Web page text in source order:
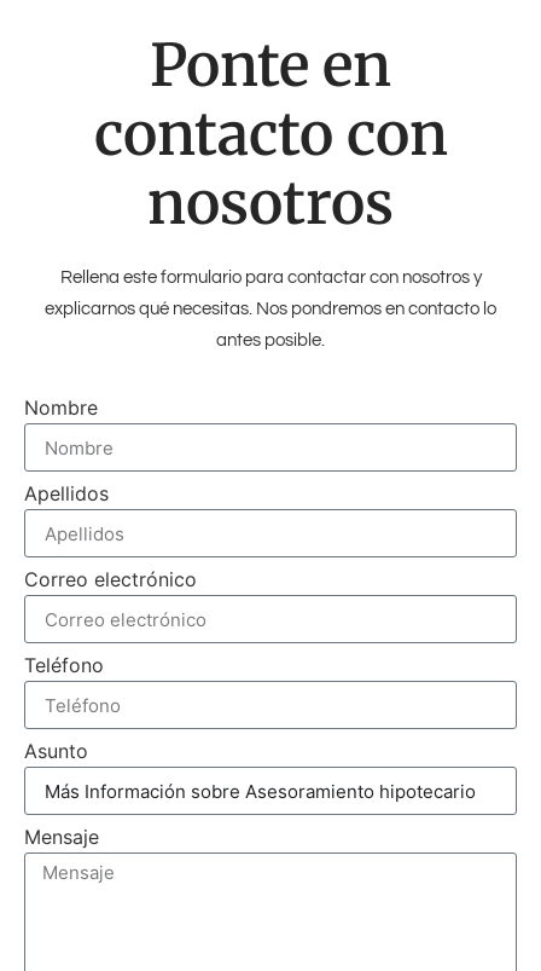
Ponte en
contacto con
nosotros
Rellena este formulario para contactar con nosotros y
explicarnos qué necesitas. Nos pondremos en contacto lo
antes posible.
Nombre
Apellidos
Correo electrónico
Teléfono
Asunto
Mensaje